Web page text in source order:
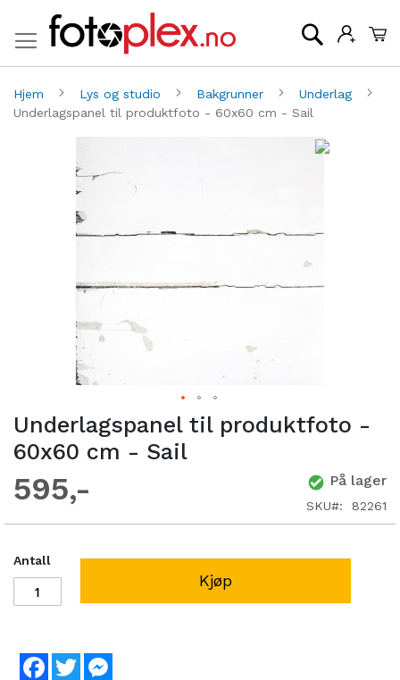
Søk
Hjem Lys og studio Bakgrunner
Underlag
Underlagspanel til produktfoto - 60x60 cm - Sail
Underlagspanel til produktfoto -
60x60 cm - Sail
595 På lager
SKU 82261
Antall
Kjøp
Facebook
Twitter
bildegalleri